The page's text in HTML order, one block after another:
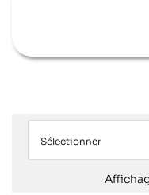
Sélectionner